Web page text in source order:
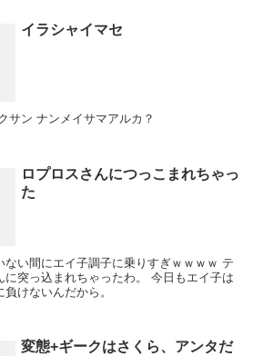
イラシャイマセ
サン ナンメイサマアルカ？
ロプロスさんにつっこまれちゃっ
た
い間にエイ子調子に乗りすぎｗｗｗｗ テ
まれちゃったわ。 今日もエイ子は
けないんだから。
変態+ギークはさくら、アンタだ